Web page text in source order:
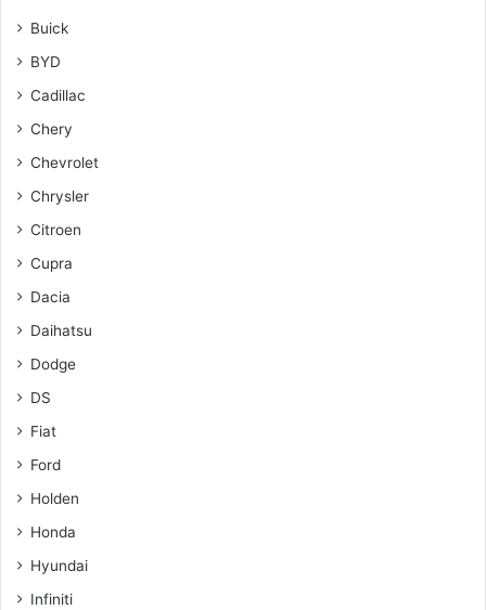
Buick
BYD
Cadillac
Chery
Chevrolet
Chrysler
Citroen
Cupra
Dacia
Daihatsu
Dodge
DS
Fiat
Ford
Holden
Honda
Hyundai
Infiniti